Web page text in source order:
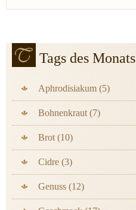
Tags des Monats
Aphrodisiakum (5)
Bohnenkraut (7)
Brot (10)
Cidre (3)
Genuss (12)